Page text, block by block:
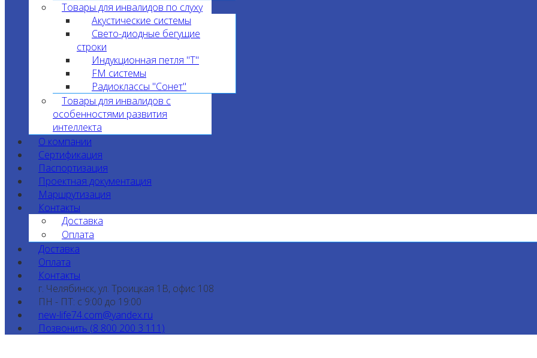
Товары для инвалидов по слуху
Акустические системы
Свето-диодные бегущие
строки
Индукционная петля "T"
FM системы
Радиоклассы "Сонет"
Товары для инвалидов с
особенностями развития
интеллекта
О компании
Сертификация
Паспортизация
Проектная документация
Маршрутизация
Контакты
Доставка
Оплата
Доставка
Оплата
Контакты
г. Челябинск, ул. Троицкая 1В, офис 108
ПН - ПТ: с 9:00 до 19:00
new-life74.com@yandex.ru
Позвонить (8 800 200 3 111)